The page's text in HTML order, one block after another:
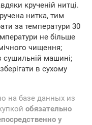
крученій нитці.
нитка, тим
за температури 30
не більше
чищення;
сушильній машині;
в сухому
на базе данных из
обязательно
у